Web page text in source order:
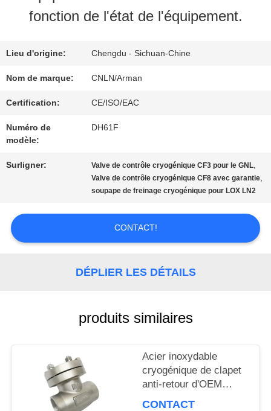
NOUS
VISITE
D'USINE
CONTRÔLE
DE
QUALITÉ
CONTACTEZ-
NOUS
DEMANDEZ
UNE
fonction de l'état de l'équipement.
Lieu d'origine: Chengdu - Sichuan-Chine
Nom de marque: CNLN/Arman
Certification: CE/ISO/EAC
Numéro de
modèle:
DH61F
Surligner: Valve de contrôle cryogénique CF3 pour le GNL,
Valve de contrôle cryogénique CF8 avec garantie,
soupape de freinage cryogénique pour LOX LN2
CONTACT!
DÉPLIER LES DÉTAILS
produits similaires
Acier inoxydable
cryogénique de clapet
anti-retour d'OEM
DN15 PN40 en forme
CONTACT